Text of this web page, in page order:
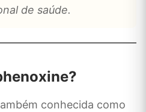
de saúde.
conhecida como